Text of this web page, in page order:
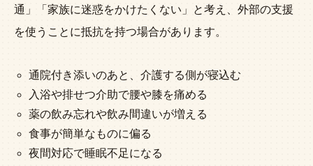
通」「家族に迷惑をかけたくない」と考え、外部の支援
を使うことに抵抗を持つ場合があります。
通院付き添いのあと、介護する側が寝込む
入浴や排せつ介助で腰や膝を痛める
薬の飲み忘れや飲み間違いが増える
食事が簡単なものに偏る
夜間対応で睡眠不足になる